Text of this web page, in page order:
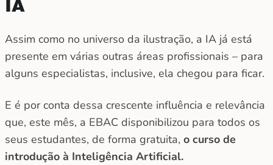
IA
Assim como no universo da ilustração, a IA já está
presente em várias outras áreas profissionais – para
alguns especialistas, inclusive, ela chegou para ficar.
E é por conta dessa crescente influência e relevância
que, este mês, a EBAC disponibilizou para todos os
seus estudantes, de forma gratuita, o curso de
introdução à Inteligência Artificial.